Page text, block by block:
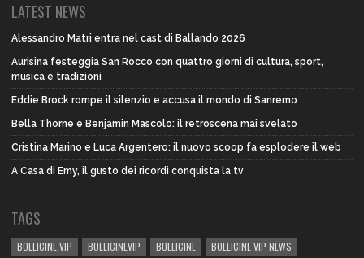
LATEST NEWS
Alessandro Matri entra nel cast di Ballando 2026
Aurisina festeggia San Rocco con quattro giorni di cultura, sport,
musica e tradizioni
Eddie Brock rompe il silenzio e accusa il mondo di Sanremo
Bella Thorne e Benjamin Mascolo: il retroscena mai svelato
Cristina Marino e Luca Argentero: il nuovo scoop fa esplodere il web
A Casa di Emy, il gusto dei ricordi conquista la tv
TAGS
BOLLICINE VIP BOLLICINEVIP BOLLICINE
BOLLICINE VIP NEWS